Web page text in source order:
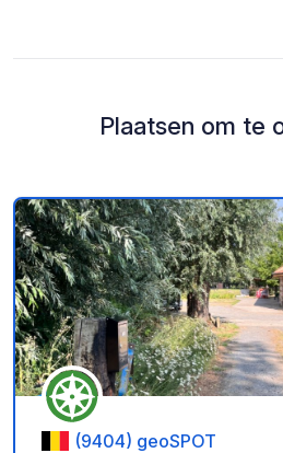
Plaatsen om te
(9404) geoSPOT